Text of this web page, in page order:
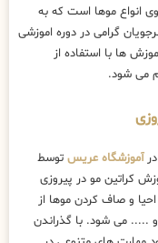
روی انواع موها است که به
گرامی در دوره اموزشی
ها با استفاده از
می شود.
درآموزشگاه عریس توسط
کراتین مو در پیروزی
و صاف کردن موها از
..... می شود. با گذراندن